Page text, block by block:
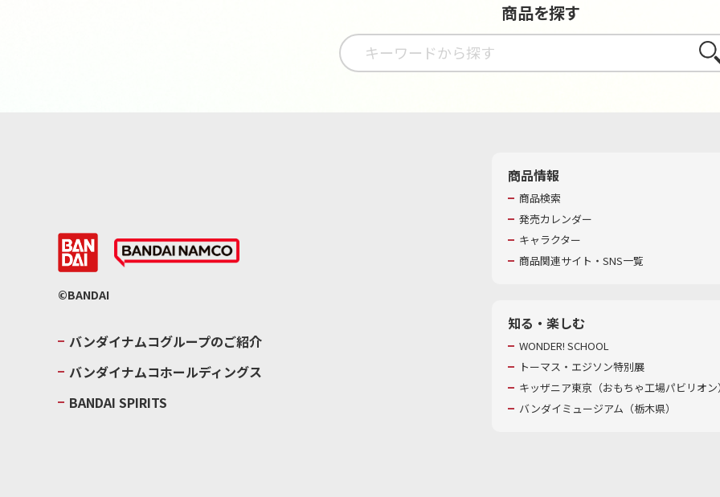
商品を探す
さが
©BANDAI
バンダイナムコグループのご紹介
バンダイナムコホールディングス
BANDAI SPIRITS
商品情報
商品検索
発売カレンダー
キャラクター
商品関連サイト・SNS一覧
知る・楽しむ
WONDER! SCHOOL
トーマス・エジソン特別展
キッザニア東京（おもちゃ工場パビリオ
バンダイミュージアム（栃木県）